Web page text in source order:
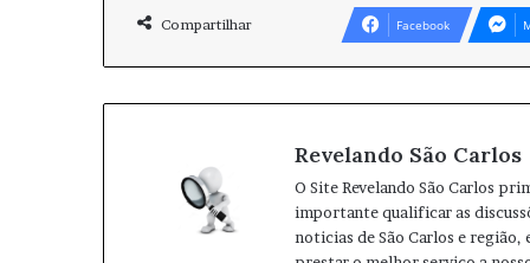
Compartilhar Facebook
Revelando São Carlos
O Site Revelando São Carlos
importante qualificar as
noticias de São Carlos e